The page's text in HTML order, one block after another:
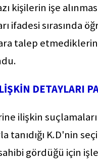
kişilerin işe
ifadesi sırasında
talep
DETAYLARI
ilişkin
tanıdığı K.D'nin
gördüğü için